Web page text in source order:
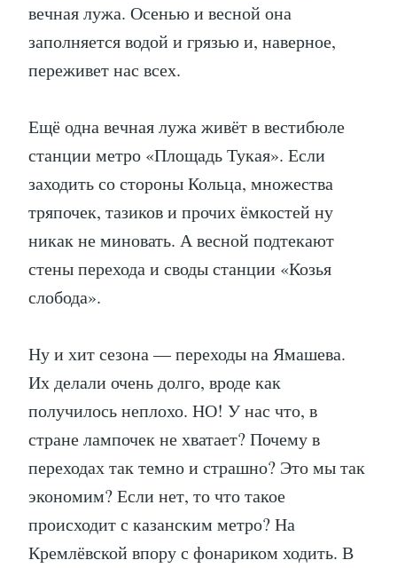
вечная лужа. Осенью и весной она
заполняется водой и грязью и, наверное,
переживет нас всех.
Ещё одна вечная лужа живёт в вестибюле
станции метро «Площадь Тукая». Если
заходить со стороны Кольца, множества
тряпочек, тазиков и прочих ёмкостей ну
никак не миновать. А весной подтекают
стены перехода и своды станции «Козья
слобода».
Ну и хит сезона — переходы на Ямашева.
Их делали очень долго, вроде как
получилось неплохо. НО! У нас что, в
стране лампочек не хватает? Почему в
переходах так темно и страшно? Это мы так
экономим? Если нет, то что такое
происходит с казанским метро? На
Кремлёвской впору с фонариком ходить. В